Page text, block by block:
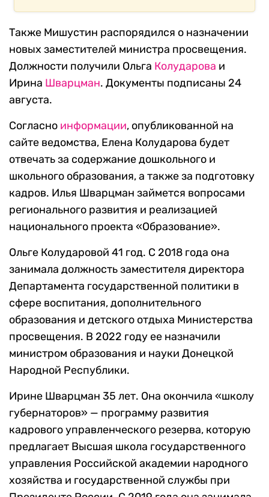
Также Мишустин распорядился о назначении
новых заместителей министра просвещения.
Должности получили Ольга Колударова и
Ирина Шварцман. Документы подписаны 24
августа.
Согласно информации, опубликованной на
сайте ведомства, Елена Колударова будет
отвечать за содержание дошкольного и
школьного образования, а также за подготовку
кадров. Илья Шварцман займется вопросами
регионального развития и реализацией
национального проекта «Образование».
Ольге Колударовой 41 год. С 2018 года она
занимала должность заместителя директора
Департамента государственной политики в
сфере воспитания, дополнительного
образования и детского отдыха Министерства
просвещения. В 2022 году ее назначили
министром образования и науки Донецкой
Народной Республики.
Ирине Шварцман 35 лет. Она окончила «школу
губернаторов» — программу развития
кадрового управленческого резерва, которую
предлагает Высшая школа государственного
управления Российской академии народного
хозяйства и государственной службы при